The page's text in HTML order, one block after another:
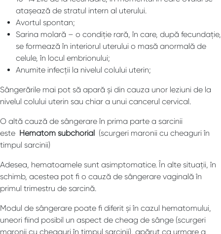
atașează de stratul intern al uterului.
Avortul spontan;
Sarina molară – o condiție rară, în care, după fecundație,
se formează în interiorul uterului o masă anormală de
celule, în locul embrionului;
Anumite infecții la nivelul colului uterin;
Sângerările mai pot să apară și din cauza unor leziuni de la
nivelul colului uterin sau chiar a unui cancerul cervical.
O altă cauză de sângerare în prima parte a sarcinii
este Hematom subchorial (scurgeri maronii cu cheaguri în
timpul sarcinii)
Adesea, hematoamele sunt asimptomatice. În alte situații, în
schimb, acestea pot fi o cauză de sângerare vaginală în
primul trimestru de sarcină.
Modul de sângerare poate fi diferit și în cazul hematomului,
uneori fiind posibil un aspect de cheag de sânge (scurgeri
maronii cu cheaguri în timpul sarcinii), apărut ca urmare a